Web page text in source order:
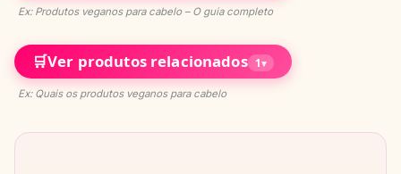
Ex: Produtos veganos para cabelo – O guia completo
🛒Ver produtos relacionados 1▾
Ex: Quais os produtos veganos para cabelo